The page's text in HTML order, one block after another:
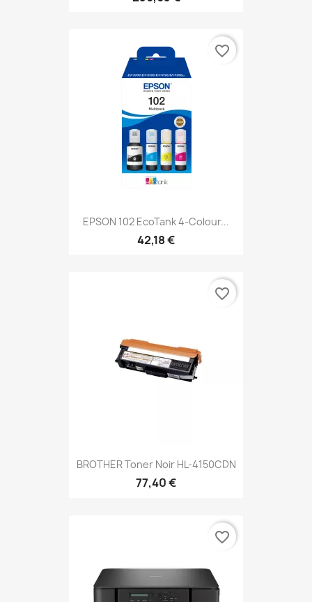
EPSON 102 EcoTank 4-Colour...
42,18 €
favorite_border
BROTHER Toner Noir HL-4150CDN
77,40 €
favorite_border
favorite_border